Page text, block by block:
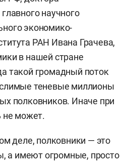
научного
экономико-
РАН Ивана Грачева,
в нашей стране
такой громадный поток
теневые миллионы
полковников. Иначе при
не может.